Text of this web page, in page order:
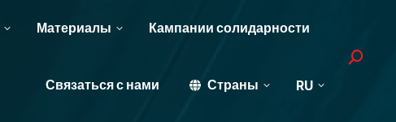
Материалы Кампании солидарности
Связаться с нами Страны RU
Search: